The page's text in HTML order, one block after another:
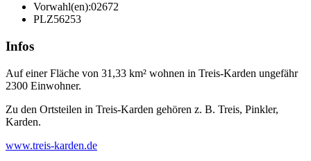
Vorwahl(en):02672
PLZ56253
Infos
Auf einer Fläche von 31,33 km² wohnen in Treis-Karden ungefähr
2300 Einwohner.
Zu den Ortsteilen in Treis-Karden gehören z. B. Treis, Pinkler,
Karden.
www.treis-karden.de